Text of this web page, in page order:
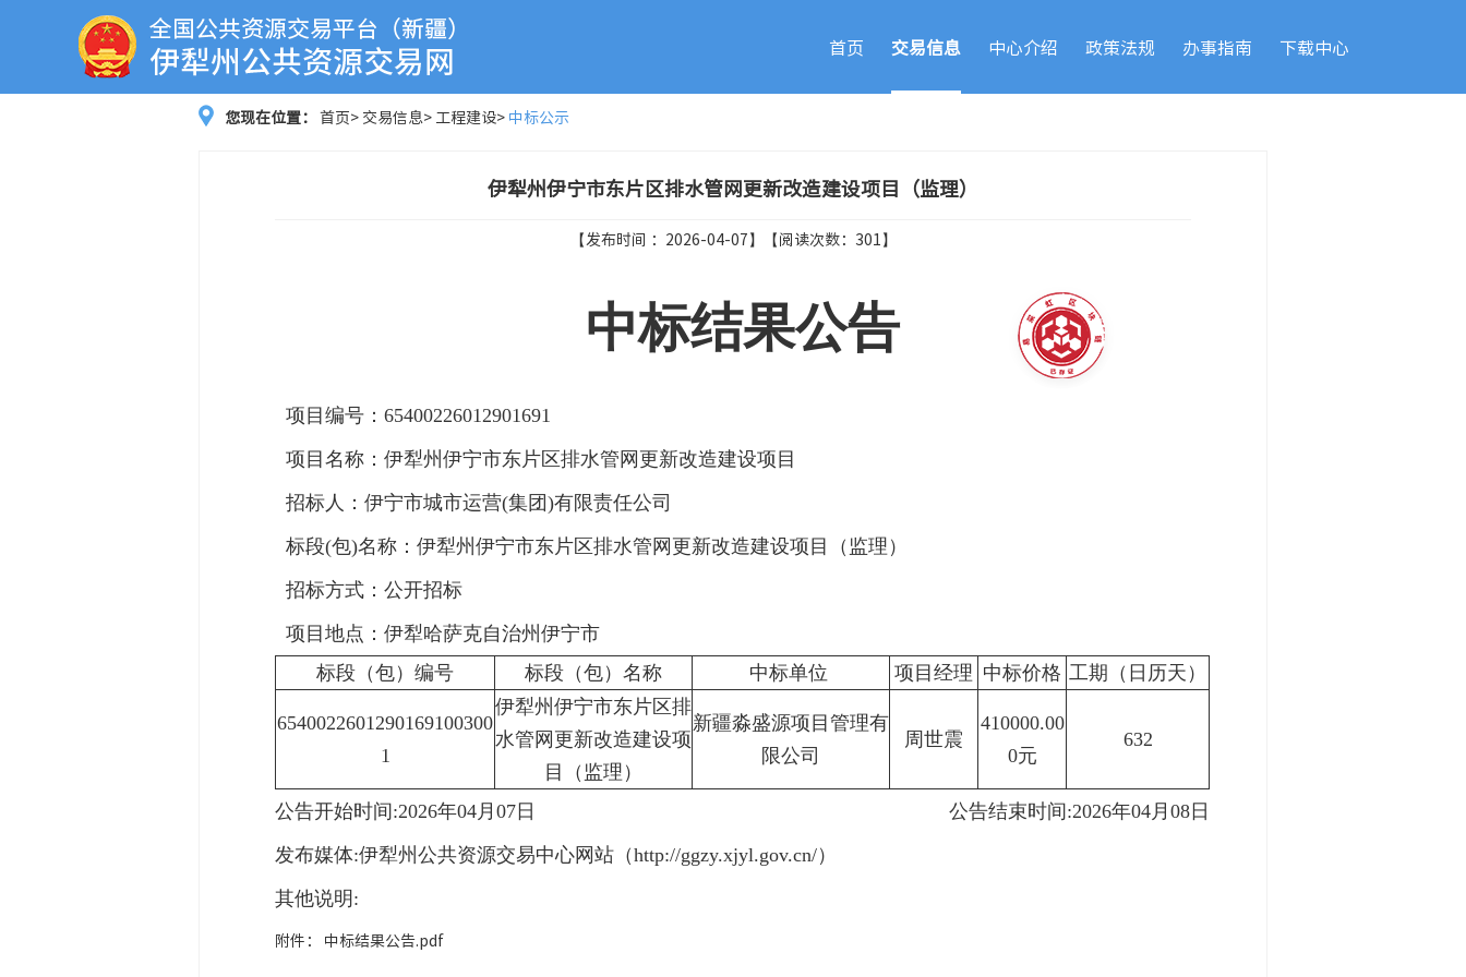
首页 交易信息 中心介绍 政策法规 办事指南 下载中心
您现在位置： 首页> 交易信息> 工程建设> 中标公示
伊犁州伊宁市东片区排水管网更新改造建设项目（监理）
【发布时间 ：2026-04-07】【阅读次数： 301】
中标结果公告
项目编号：65400226012901691
项目名称：伊犁州伊宁市东片区排水管网更新改造建设项目
招标人：伊宁市城市运营(集团)有限责任公司
标段(包)名称：伊犁州伊宁市东片区排水管网更新改造建设项目（监理）
招标方式：公开招标
项目地点：伊犁哈萨克自治州伊宁市
标段（包）编号
标段（包）名称 中标单位 项目经理 中标价格 工期（日历天）
6540022601290169100300
1
伊犁州伊宁市东片区排
水管网更新改造建设项
目（监理）
新疆淼盛源项目管理有
限公司
周世震
410000.00
0元
632
公告开始时间:2026年04月07日
公告结束时间:2026年04月08日
发布媒体:伊犁州公共资源交易中心网站（http://ggzy.xjyl.gov.cn/）
其他说明:
附件： 中标结果公告.pdf